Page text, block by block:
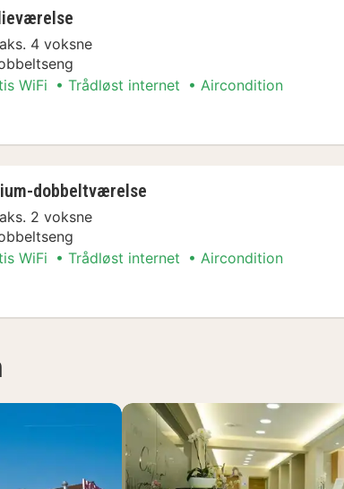
4 voksne
WiFi
Trådløst internet Aircondition
dobbeltværelse
2 voksne
WiFi
Trådløst internet Aircondition